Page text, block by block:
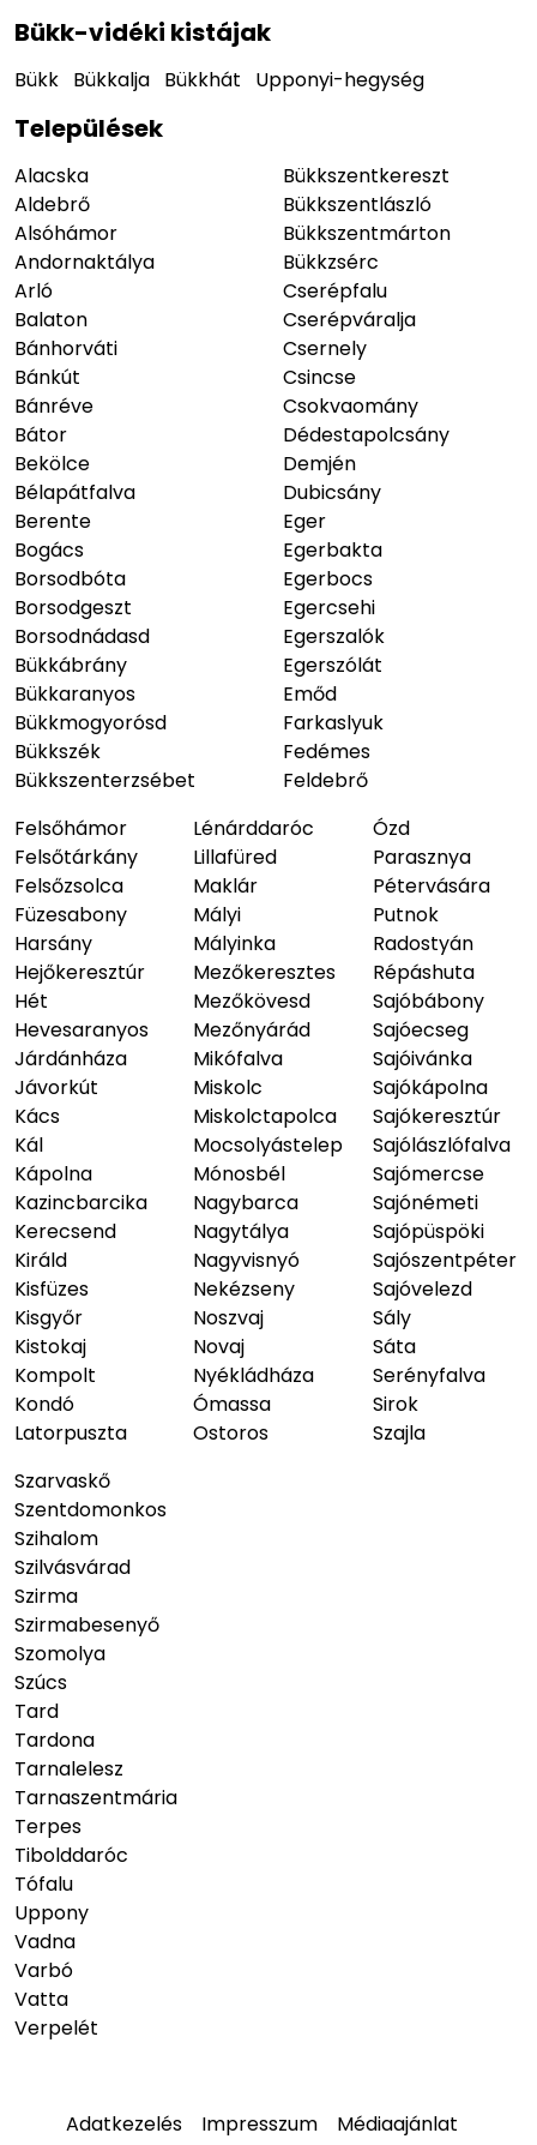
Bükk-vidéki kistájak
Bükk Bükkalja Bükkhát Upponyi-hegység
Települések
Alacska
Aldebrő
Alsóhámor
Andornaktálya
Arló
Balaton
Bánhorváti
Bánkút
Bánréve
Bátor
Bekölce
Bélapátfalva
Berente
Bogács
Borsodbóta
Borsodgeszt
Borsodnádasd
Bükkábrány
Bükkaranyos
Bükkmogyorósd
Bükkszék
Bükkszenterzsébet
Bükkszentkereszt
Bükkszentlászló
Bükkszentmárton
Bükkzsérc
Cserépfalu
Cserépváralja
Csernely
Csincse
Csokvaomány
Dédestapolcsány
Demjén
Dubicsány
Eger
Egerbakta
Egerbocs
Egercsehi
Egerszalók
Egerszólát
Emőd
Farkaslyuk
Fedémes
Feldebrő
Felsőhámor
Felsőtárkány
Felsőzsolca
Füzesabony
Harsány
Hejőkeresztúr
Hét
Hevesaranyos
Járdánháza
Jávorkút
Kács
Kál
Kápolna
Kazincbarcika
Kerecsend
Királd
Kisfüzes
Kisgyőr
Kistokaj
Kompolt
Kondó
Latorpuszta
Lénárddaróc
Lillafüred
Maklár
Mályi
Mályinka
Mezőkeresztes
Mezőkövesd
Mezőnyárád
Mikófalva
Miskolc
Miskolctapolca
Mocsolyástelep
Mónosbél
Nagybarca
Nagytálya
Nagyvisnyó
Nekézseny
Noszvaj
Novaj
Nyékládháza
Ómassa
Ostoros
Ózd
Parasznya
Pétervására
Putnok
Radostyán
Répáshuta
Sajóbábony
Sajóecseg
Sajóivánka
Sajókápolna
Sajókeresztúr
Sajólászlófalva
Sajómercse
Sajónémeti
Sajópüspöki
Sajószentpéter
Sajóvelezd
Sály
Sáta
Serényfalva
Sirok
Szajla
Szarvaskő
Szentdomonkos
Szihalom
Szilvásvárad
Szirma
Szirmabesenyő
Szomolya
Szúcs
Tard
Tardona
Tarnalelesz
Tarnaszentmária
Terpes
Tibolddaróc
Tófalu
Uppony
Vadna
Varbó
Vatta
Verpelét
Adatkezelés Impresszum Médiaajánlat